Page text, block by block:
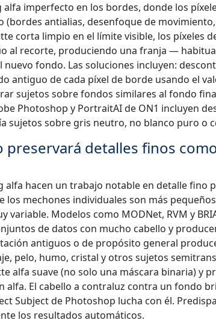
imperfecto en los bordes, donde los
antialias, desenfoque de
corta limpio en el límite visible, los píxeles
al recorte, produciendo una franja —
fondo. Las soluciones incluyen:
antiguo de cada píxel de borde usando el
sujetos sobre fondos similares al fondo
Photoshop y PortraitAI de ON1 incluyen
sujetos sobre gris neutro, no blanco puro o
preservará detalles finos
hacen un trabajo notable en detalle fino
los mechones individuales son más
Modelos como MODNet, RVM y
de datos con mucho cabello y
antiguos o de propósito general
pelo, humo, cristal y otros sujetos
alfa suave (no solo una máscara binaria) y
El cabello a contraluz contra un fondo
Subject de Photoshop lucha con él.
los resultados automáticos.